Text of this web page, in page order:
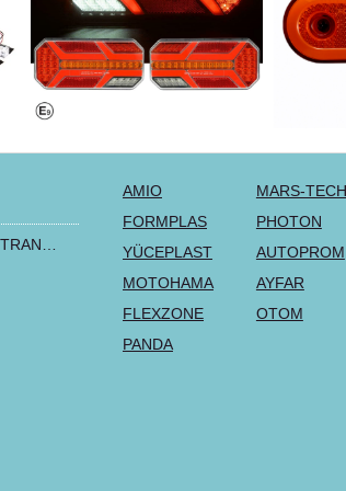
2+1 LUX FORD TRANSIT CUSTOM 2000-2014 MK6 MK7 Sitzbezüge Kleinbus Lieferwagen Van Schwarz Rot Textil
AMIO
MARS-TECH
FORMPLAS
PHOTON
YÜCEPLAST
AUTOPROM
MOTOHAMA
AYFAR
FLEXZONE
OTOM
PANDA